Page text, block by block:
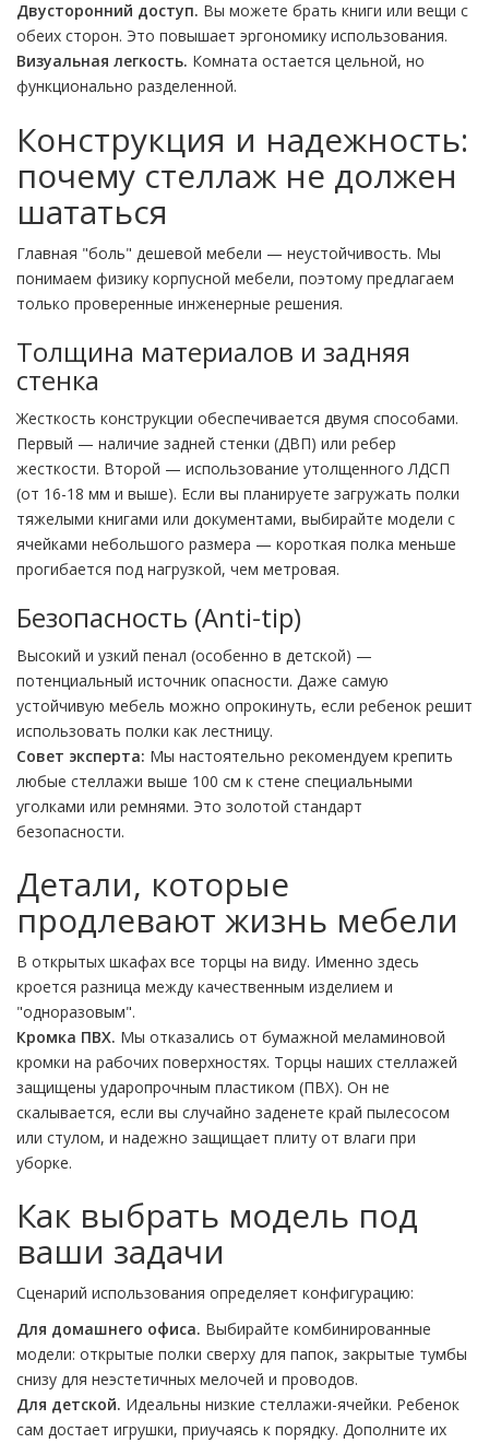
Двусторонний доступ. Вы можете брать книги или вещи с
обеих сторон. Это повышает эргономику использования.
Визуальная легкость. Комната остается цельной, но
функционально разделенной.
Конструкция и надежность:
почему стеллаж не должен
шататься
Главная "боль" дешевой мебели — неустойчивость. Мы
понимаем физику корпусной мебели, поэтому предлагаем
только проверенные инженерные решения.
Толщина материалов и задняя
стенка
Жесткость конструкции обеспечивается двумя способами.
Первый — наличие задней стенки (ДВП) или ребер
жесткости. Второй — использование утолщенного ЛДСП
(от 16-18 мм и выше). Если вы планируете загружать полки
тяжелыми книгами или документами, выбирайте модели с
ячейками небольшого размера — короткая полка меньше
прогибается под нагрузкой, чем метровая.
Безопасность (Anti-tip)
Высокий и узкий пенал (особенно в детской) —
потенциальный источник опасности. Даже самую
устойчивую мебель можно опрокинуть, если ребенок решит
использовать полки как лестницу.
Совет эксперта: Мы настоятельно рекомендуем крепить
любые стеллажи выше 100 см к стене специальными
уголками или ремнями. Это золотой стандарт
безопасности.
Детали, которые
продлевают жизнь мебели
В открытых шкафах все торцы на виду. Именно здесь
кроется разница между качественным изделием и
"одноразовым".
Кромка ПВХ. Мы отказались от бумажной меламиновой
кромки на рабочих поверхностях. Торцы наших стеллажей
защищены ударопрочным пластиком (ПВХ). Он не
скалывается, если вы случайно заденете край пылесосом
или стулом, и надежно защищает плиту от влаги при
уборке.
Как выбрать модель под
ваши задачи
Сценарий использования определяет конфигурацию:
Для домашнего офиса. Выбирайте комбинированные
модели: открытые полки сверху для папок, закрытые тумбы
снизу для неэстетичных мелочей и проводов.
Для детской. Идеальны низкие стеллажи-ячейки. Ребенок
сам достает игрушки, приучаясь к порядку. Дополните их